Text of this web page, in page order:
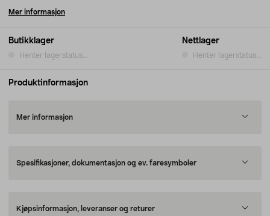
Butikklager
Henter lagerstatus...
Nettlager
Henter lagerstatus...
Mer informasjon
Produktinformasjon
Mer informasjon
Spesifikasjoner, dokumentasjon og ev. faresymboler
Kjøpsinformasjon, leveranser og returer